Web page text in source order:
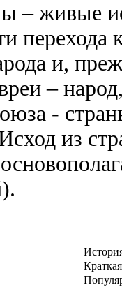
– живые
и,
–
-
из